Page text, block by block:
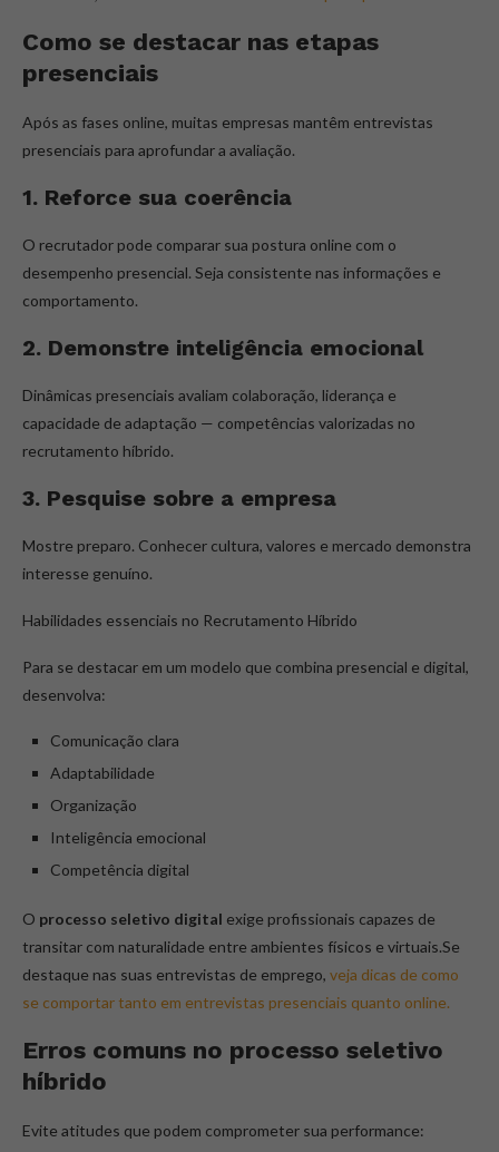
Como se destacar nas etapas
presenciais
Após as fases online, muitas empresas mantêm entrevistas
presenciais para aprofundar a avaliação.
1. Reforce sua coerência
O recrutador pode comparar sua postura online com o
desempenho presencial. Seja consistente nas informações e
comportamento.
2. Demonstre inteligência emocional
Dinâmicas presenciais avaliam colaboração, liderança e
capacidade de adaptação — competências valorizadas no
recrutamento híbrido.
3. Pesquise sobre a empresa
Mostre preparo. Conhecer cultura, valores e mercado demonstra
interesse genuíno.
Habilidades essenciais no Recrutamento Híbrido
Para se destacar em um modelo que combina presencial e digital,
desenvolva:
Comunicação clara
Adaptabilidade
Organização
Inteligência emocional
Competência digital
O processo seletivo digital exige profissionais capazes de
transitar com naturalidade entre ambientes físicos e virtuais.Se
destaque nas suas entrevistas de emprego, veja dicas de como
se comportar tanto em entrevistas presenciais quanto online.
Erros comuns no processo seletivo
híbrido
Evite atitudes que podem comprometer sua performance: